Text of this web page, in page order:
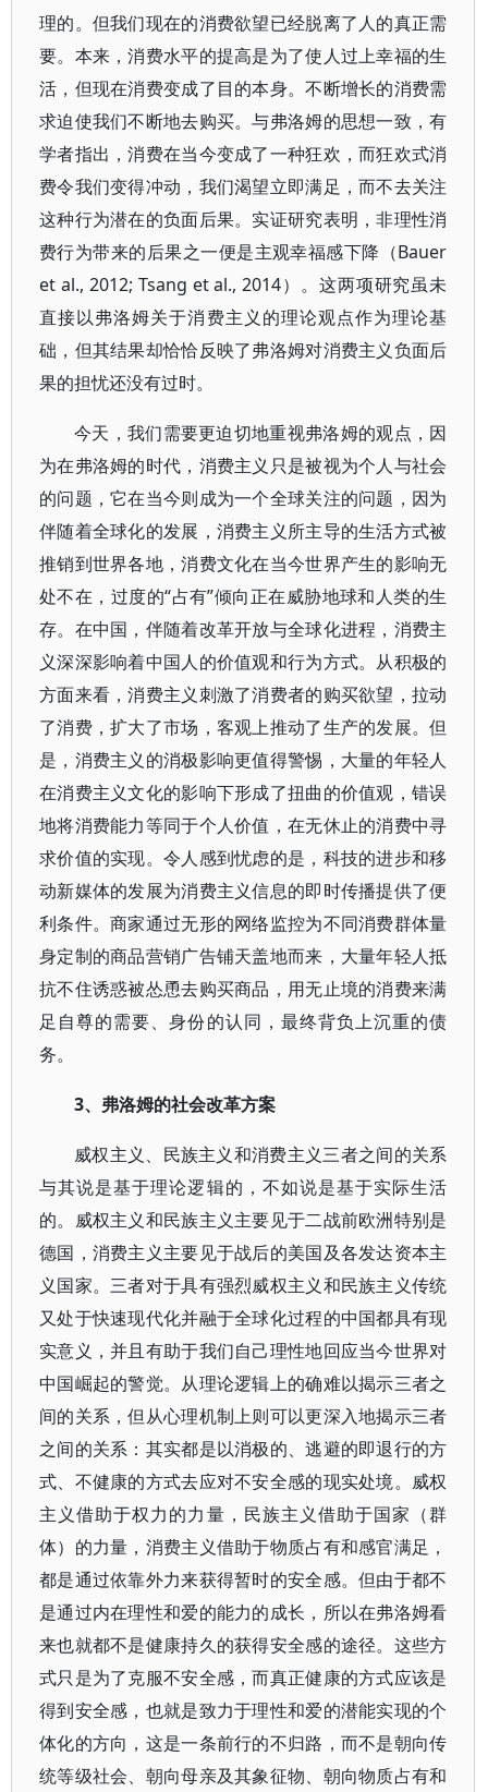
理的。但我们现在的消费欲望已经脱离了人的真正需
要。本来，消费水平的提高是为了使人过上幸福的生
活，但现在消费变成了目的本身。不断增长的消费需
求迫使我们不断地去购买。与弗洛姆的思想一致，有
学者指出，消费在当今变成了一种狂欢，而狂欢式消
费令我们变得冲动，我们渴望立即满足，而不去关注
这种行为潜在的负面后果。实证研究表明，非理性消
费行为带来的后果之一便是主观幸福感下降（Bauer
et al., 2012; Tsang et al., 2014）。这两项研究虽未
直接以弗洛姆关于消费主义的理论观点作为理论基
础，但其结果却恰恰反映了弗洛姆对消费主义负面后
果的担忧还没有过时。
今天，我们需要更迫切地重视弗洛姆的观点，因
为在弗洛姆的时代，消费主义只是被视为个人与社会
的问题，它在当今则成为一个全球关注的问题，因为
伴随着全球化的发展，消费主义所主导的生活方式被
推销到世界各地，消费文化在当今世界产生的影响无
处不在，过度的“占有”倾向正在威胁地球和人类的生
存。在中国，伴随着改革开放与全球化进程，消费主
义深深影响着中国人的价值观和行为方式。从积极的
方面来看，消费主义刺激了消费者的购买欲望，拉动
了消费，扩大了市场，客观上推动了生产的发展。但
是，消费主义的消极影响更值得警惕，大量的年轻人
在消费主义文化的影响下形成了扭曲的价值观，错误
地将消费能力等同于个人价值，在无休止的消费中寻
求价值的实现。令人感到忧虑的是，科技的进步和移
动新媒体的发展为消费主义信息的即时传播提供了便
利条件。商家通过无形的网络监控为不同消费群体量
身定制的商品营销广告铺天盖地而来，大量年轻人抵
抗不住诱惑被怂恿去购买商品，用无止境的消费来满
足自尊的需要、身份的认同，最终背负上沉重的债
务。
3、弗洛姆的社会改革方案
威权主义、民族主义和消费主义三者之间的关系
与其说是基于理论逻辑的，不如说是基于实际生活
的。威权主义和民族主义主要见于二战前欧洲特别是
德国，消费主义主要见于战后的美国及各发达资本主
义国家。三者对于具有强烈威权主义和民族主义传统
又处于快速现代化并融于全球化过程的中国都具有现
实意义，并且有助于我们自己理性地回应当今世界对
中国崛起的警觉。从理论逻辑上的确难以揭示三者之
间的关系，但从心理机制上则可以更深入地揭示三者
之间的关系：其实都是以消极的、逃避的即退行的方
式、不健康的方式去应对不安全感的现实处境。威权
主义借助于权力的力量，民族主义借助于国家（群
体）的力量，消费主义借助于物质占有和感官满足，
都是通过依靠外力来获得暂时的安全感。但由于都不
是通过内在理性和爱的能力的成长，所以在弗洛姆看
来也就都不是健康持久的获得安全感的途径。这些方
式只是为了克服不安全感，而真正健康的方式应该是
得到安全感，也就是致力于理性和爱的潜能实现的个
体化的方向，这是一条前行的不归路，而不是朝向传
统等级社会、朝向母亲及其象征物、朝向物质占有和